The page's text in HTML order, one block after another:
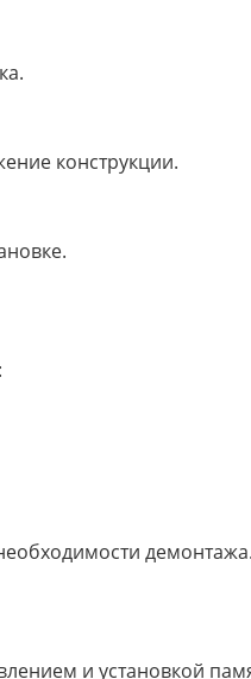
конструкции.
демонтажа.
и установкой